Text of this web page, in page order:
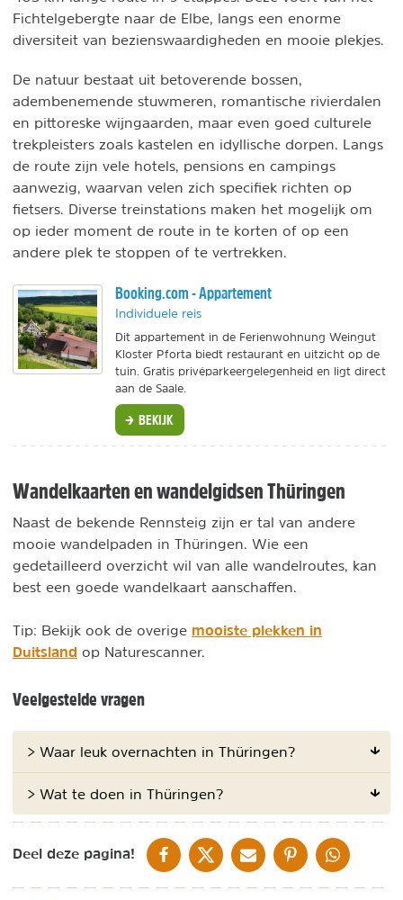
Fichtelgebergte naar de Elbe, langs een enorme
diversiteit van bezienswaardigheden en mooie plekjes.
De natuur bestaat uit betoverende bossen,
adembenemende stuwmeren, romantische rivierdalen
en pittoreske wijngaarden, maar even goed culturele
trekpleisters zoals kastelen en idyllische dorpen. Langs
de route zijn vele hotels, pensions en campings
aanwezig, waarvan velen zich specifiek richten op
fietsers. Diverse treinstations maken het mogelijk om
op ieder moment de route in te korten of op een
andere plek te stoppen of te vertrekken.
Booking.com - Appartement
Individuele reis
Dit appartement in de Ferienwohnung Weingut
Kloster Pforta biedt restaurant en uitzicht op de
tuin. Gratis privéparkeergelegenheid en ligt direct
aan de Saale.
BEKIJK
Wandelkaarten en wandelgidsen Thüringen
Naast de bekende Rennsteig zijn er tal van andere
mooie wandelpaden in Thüringen. Wie een
gedetailleerd overzicht wil van alle wandelroutes, kan
best een goede wandelkaart aanschaffen.
Tip: Bekijk ook de overige mooiste plekken in
Duitsland op Naturescanner.
Veelgestelde vragen
> Waar leuk overnachten in Thüringen?
> Wat te doen in Thüringen?
Deel deze pagina! DELEN OP FACEBOOK
DELEN OP XDELEN VIA DE MAIL
DELEN OP PINTEREST
DELEN OP